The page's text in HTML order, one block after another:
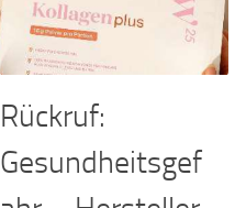
Rückruf:
Gesundheitsgef